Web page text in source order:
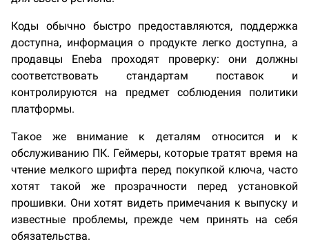
Коды обычно быстро предоставляются, поддержка
доступна, информация о продукте легко доступна, а
продавцы Eneba проходят проверку: они должны
соответствовать стандартам поставок и
контролируются на предмет соблюдения политики
платформы.
Такое же внимание к деталям относится и к
обслуживанию ПК. Геймеры, которые тратят время на
чтение мелкого шрифта перед покупкой ключа, часто
хотят такой же прозрачности перед установкой
прошивки. Они хотят видеть примечания к выпуску и
известные проблемы, прежде чем принять на себя
обязательства.